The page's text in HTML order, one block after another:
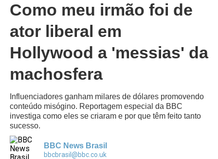
Como meu irmão foi de
ator liberal em
Hollywood a 'messias' da
machosfera
Influenciadores ganham milares de dólares promovendo
conteúdo misógino. Reportagem especial da BBC
investiga como eles se criaram e por que têm feito tanto
sucesso.
BBC News Brasil
bbcbrasil@bbc.co.uk